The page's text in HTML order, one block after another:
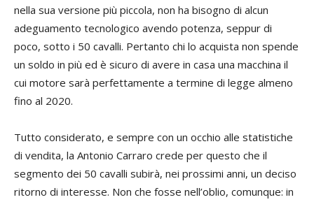
nella sua versione più piccola, non ha bisogno di alcun
adeguamento tecnologico avendo potenza, seppur di
poco, sotto i 50 cavalli. Pertanto chi lo acquista non spende
un soldo in più ed è sicuro di avere in casa una macchina il
cui motore sarà perfettamente a termine di legge almeno
fino al 2020.
Tutto considerato, e sempre con un occhio alle statistiche
di vendita, la Antonio Carraro crede per questo che il
segmento dei 50 cavalli subirà, nei prossimi anni, un deciso
ritorno di interesse. Non che fosse nell’oblio, comunque: in